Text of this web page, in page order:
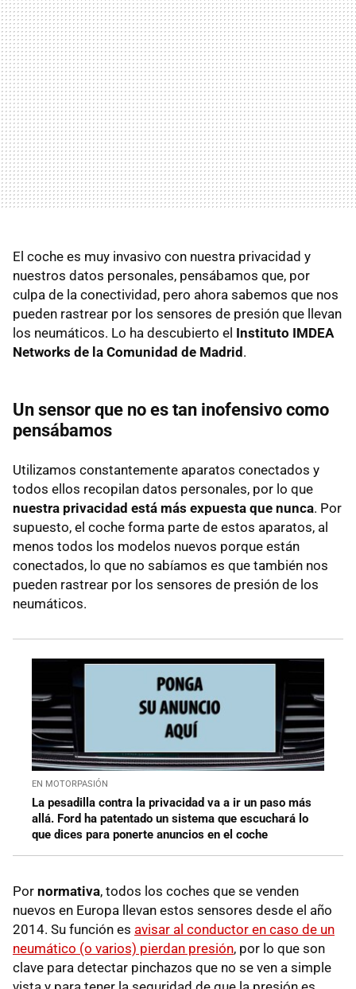
El coche es muy invasivo con nuestra privacidad y
nuestros datos personales, pensábamos que, por
culpa de la conectividad, pero ahora sabemos que nos
pueden rastrear por los sensores de presión que llevan
los neumáticos. Lo ha descubierto el Instituto IMDEA
Networks de la Comunidad de Madrid .
Un sensor que no es tan inofensivo como
pensábamos
Utilizamos constantemente aparatos conectados y
todos ellos recopilan datos personales, por lo que
nuestra privacidad está más expuesta que nunca. Por
supuesto, el coche forma parte de estos aparatos, al
menos todos los modelos nuevos porque están
conectados, lo que no sabíamos es que también nos
pueden rastrear por los sensores de presión de los
neumáticos.
EN MOTORPASIÓN
La pesadilla contra la privacidad va a ir un paso más
allá. Ford ha patentado un sistema que escuchará lo
que dices para ponerte anuncios en el coche
Por normativa, todos los coches que se venden
nuevos en Europa llevan estos sensores desde el año
2014. Su función es avisar al conductor en caso de un
neumático (o varios) pierdan presión, por lo que son
clave para detectar pinchazos que no se ven a simple